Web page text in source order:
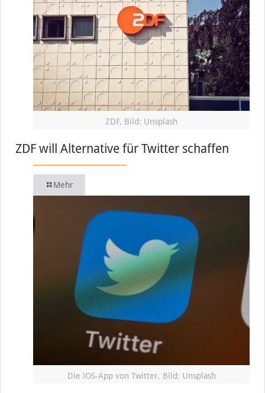
ZDF, Bild: Unsplash
ZDF will Alternative für Twitter schaffen
Mehr
Die iOS-App von Twitter, Bild: Unsplash